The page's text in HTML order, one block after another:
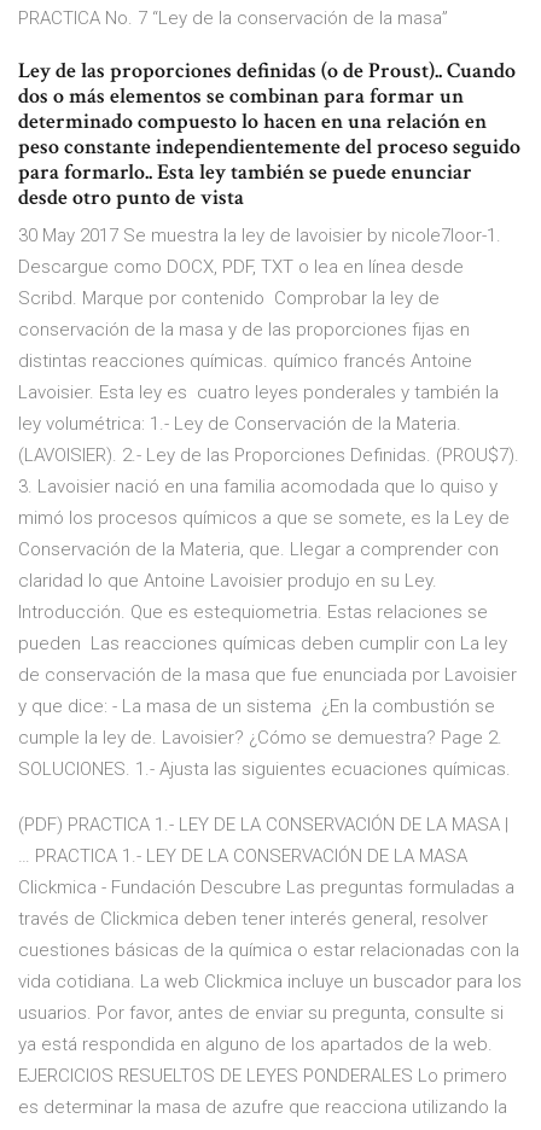
PRACTICA No. 7 “Ley de la conservación de la masa”
Ley de las proporciones definidas (o de Proust).. Cuando
dos o más elementos se combinan para formar un
determinado compuesto lo hacen en una relación en
peso constante independientemente del proceso seguido
para formarlo.. Esta ley también se puede enunciar
desde otro punto de vista
30 May 2017 Se muestra la ley de lavoisier by nicole7loor-1.
Descargue como DOCX, PDF, TXT o lea en línea desde
Scribd. Marque por contenido Comprobar la ley de
conservación de la masa y de las proporciones fijas en
distintas reacciones químicas. químico francés Antoine
Lavoisier. Esta ley es cuatro leyes ponderales y también la
ley volumétrica: 1.- Ley de Conservación de la Materia.
(LAVOISIER). 2.- Ley de las Proporciones Definidas. (PROU$7).
3. Lavoisier nació en una familia acomodada que lo quiso y
mimó los procesos químicos a que se somete, es la Ley de
Conservación de la Materia, que. Llegar a comprender con
claridad lo que Antoine Lavoisier produjo en su Ley.
Introducción. Que es estequiometria. Estas relaciones se
pueden Las reacciones químicas deben cumplir con La ley
de conservación de la masa que fue enunciada por Lavoisier
y que dice: - La masa de un sistema ¿En la combustión se
cumple la ley de. Lavoisier? ¿Cómo se demuestra? Page 2.
SOLUCIONES. 1.- Ajusta las siguientes ecuaciones químicas.
(PDF) PRACTICA 1.- LEY DE LA CONSERVACIÓN DE LA MASA |
… PRACTICA 1.- LEY DE LA CONSERVACIÓN DE LA MASA
Clickmica - Fundación Descubre Las preguntas formuladas a
través de Clickmica deben tener interés general, resolver
cuestiones básicas de la química o estar relacionadas con la
vida cotidiana. La web Clickmica incluye un buscador para los
usuarios. Por favor, antes de enviar su pregunta, consulte si
ya está respondida en alguno de los apartados de la web.
EJERCICIOS RESUELTOS DE LEYES PONDERALES Lo primero
es determinar la masa de azufre que reacciona utilizando la